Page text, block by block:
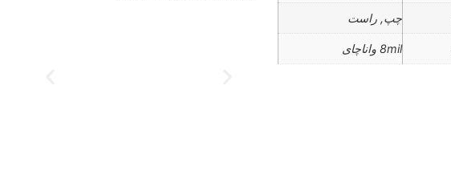
چپ, راست
8mil واناچای